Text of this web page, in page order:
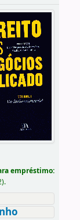
empréstimo: